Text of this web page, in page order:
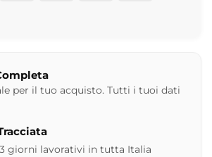
per il tuo acquisto. Tutti i tuoi dati
giorni lavorativi in tutta Italia